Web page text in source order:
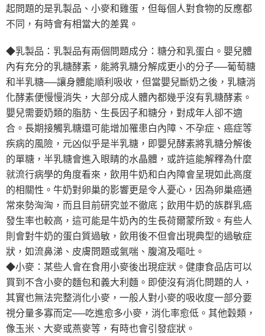
起問題的是乳製品、小麥和雞蛋，但每個人對食物的反應都
不同，有時會有相當大的差異。
◆乳製品：乳製品有兩個問題成分：糖分和乳蛋白。嬰兒體
內有充分的乳糖酵素，能將乳糖分解成更小的分子──葡萄糖
和半乳糖──讓身體能順利吸收，但當嬰兒斷奶之後，乳糖消
化酵素便慢慢消失，大部分成人體內都幾乎沒有乳糖酵素。
嬰兒需要奶類的脂肪、生長因子和糖分，對成年人卻不適
合。長期接觸乳糖還可能增加罹患白內障、不孕症、癌症等
疾病的風險，元凶似乎是半乳糖，即嬰兒酵素將乳糖分解後
的單糖，半乳糖會進入眼睛的水晶體，或許這能解釋為什麼
就流行病學的角度看來，飲用牛奶和白內障會呈現如此高度
的相關性。牛奶對卵巢的影響更是令人憂心，因為卵巢癌通
常來勢洶洶，而且目前研究並不徹底；飲用牛奶的族群乳癌
發生率也較高，這可能是牛奶內的生長荷爾蒙所致。有些人
則會對牛奶的蛋白質過敏，飲用後不但會出現典型的過敏症
狀，如流鼻涕、皮膚問題或氣喘、腹瀉及嘔吐。
◆小麥：某些人會在食用小麥後出現症狀。健康食品店可以
買到不含小麥的麵包和義大利麵。即使沒有消化問題的人，
其實也無法完整消化小麥，一般人對小麥的吸收度一部分要
視分量多寡而定──吃進愈多小麥，消化率愈低。其他穀類，
像玉米、大麥或燕麥等，有時也會引發症狀。